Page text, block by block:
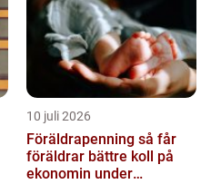
10 juli 2026
Föräldrapenning så får
föräldrar bättre koll på
ekonomin under